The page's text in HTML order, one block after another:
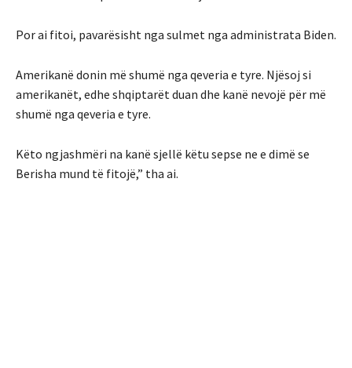
Por ai fitoi, pavarësisht nga sulmet nga administrata Biden.
Amerikanë donin më shumë nga qeveria e tyre. Njësoj si
amerikanët, edhe shqiptarët duan dhe kanë nevojë për më
shumë nga qeveria e tyre.
Këto ngjashmëri na kanë sjellë këtu sepse ne e dimë se
Berisha mund të fitojë,” tha ai.